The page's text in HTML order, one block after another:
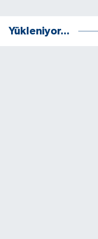
Yükleniyor...